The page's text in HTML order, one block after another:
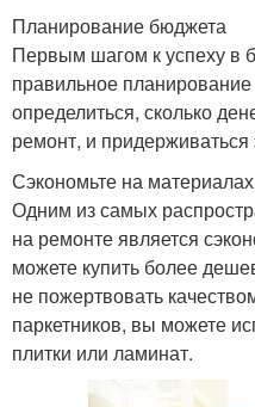
Планирование бюджета
Первым шагом к успеху в
правильное
определиться, сколько
ремонт, и придерживаться
Сэкономьте на материалах
Одним из самых
на ремонте является
можете купить более
не пожертвовать
паркетников, вы можете
плитки или ламинат.